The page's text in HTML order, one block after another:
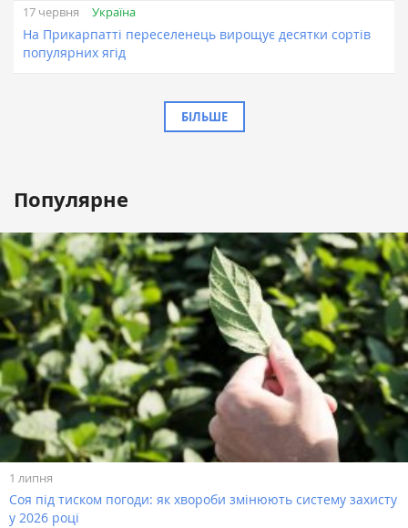
17 червня Україна
На Прикарпатті переселенець вирощує десятки сортів
популярних ягід
БІЛЬШЕ
Популярне
1 липня
Соя під тиском погоди: як хвороби змінюють систему захисту
у 2026 році